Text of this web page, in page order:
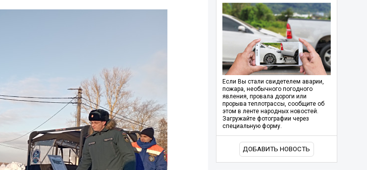
Если Вы стали свидетелем аварии,
пожара, необычного погодного
явления, провала дороги или
прорыва теплотрассы, сообщите об
этом в ленте народных новостей.
Загружайте фотографии через
специальную форму.
ДОБАВИТЬ НОВОСТЬ